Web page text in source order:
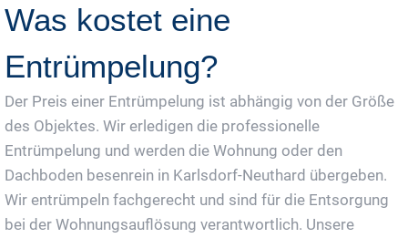
Was kostet eine
Entrümpelung?
Der Preis einer Entrümpelung ist abhängig von der Größe
des Objektes. Wir erledigen die professionelle
Entrümpelung und werden die Wohnung oder den
Dachboden besenrein in Karlsdorf-Neuthard übergeben.
Wir entrümpeln fachgerecht und sind für die Entsorgung
bei der Wohnungsauflösung verantwortlich. Unsere